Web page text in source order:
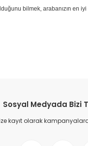
bilmek, arabanızın en
Sosyal Medyada Bizi
kayıt olarak